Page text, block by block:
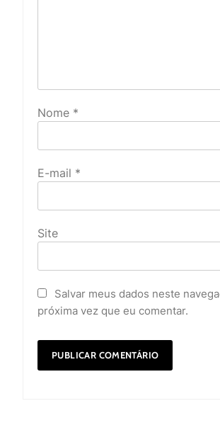
Nome *
E-mail *
Site
Salvar meus dados neste
próxima vez que eu comentar.